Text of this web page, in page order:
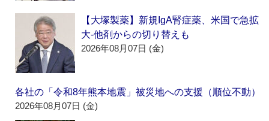
【大塚製薬】新規IgA腎症薬、米国で急拡
大‐他剤からの切り替えも
2026年08月07日 (金)
各社の「令和8年熊本地震」被災地への支援（順位不動）
2026年08月07日 (金)